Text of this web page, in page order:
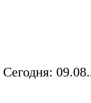
Сегодня: